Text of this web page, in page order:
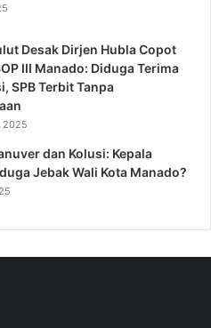
Desak Dirjen Hubla Copot
III Manado: Diduga Terima
SPB Terbit Tanpa
2025
dan Kolusi: Kepala
Jebak Wali Kota Manado?